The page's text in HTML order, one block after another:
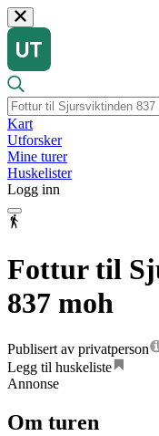
Kart
Utforsker
Mine turer
Huskelister
Logg inn
Fottur til
837 moh
Publisert av privatperson
Legg til huskeliste
Annonse
Om turen